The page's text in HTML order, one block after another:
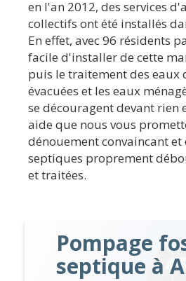
en l'an 2012, des services
collectifs ont été installés
En effet, avec 96 résidents
facile d'installer de cette
puis le traitement des eaux
évacuées et les eaux
se découragent devant rien
aide que nous vous
dénouement convaincant et
septiques proprement
et traitées.
Pompage
septique à